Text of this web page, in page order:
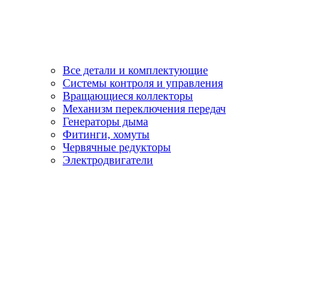
Все детали и комплектующие
Системы контроля и управления
Вращающиеся коллекторы
Механизм переключения передач
Генераторы дыма
Фитинги, хомуты
Червячные редукторы
Электродвигатели